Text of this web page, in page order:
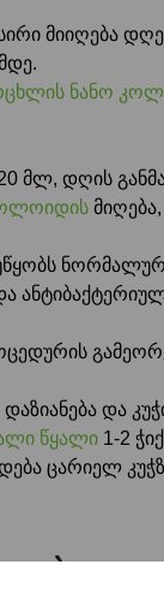
მიიღება
ნანო
მლ, დღის
და
წყალი 1-2
ცარიელ